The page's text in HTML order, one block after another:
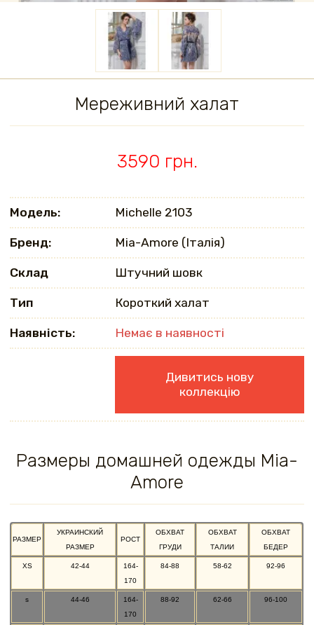
Мереживний халат
3590 грн.
Модель: Michelle 2103
Бренд: Mia-Amore (Італія)
Склад Штучний шовк
Тип Короткий халат
Наявність: Немає в наявності
Дивитись нову
коллекцію
Размеры домашней одежды Mia-
Amore
РАЗМЕР
УКРАИНСКИЙ
РАЗМЕР
РОСТ
ОБХВАТ
ГРУДИ
ОБХВАТ
ТАЛИИ
ОБХВАТ
БЕДЕР
XS 42-44
164-
170
84-88 58-62 92-96
s 44-46
164-
170
88-92 62-66 96-100